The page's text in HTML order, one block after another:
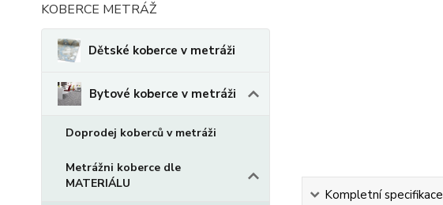
KOBERCE METRÁŽ
Dětské koberce v metráži
Bytové koberce v metráži
Doprodej koberců v metráži
Metrážni koberce dle
MATERIÁLU
Kompletní specifikace